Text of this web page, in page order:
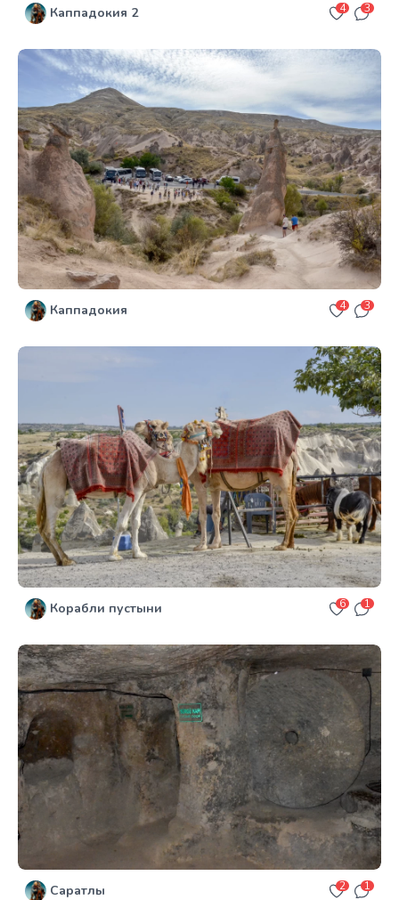
Каппадокия 2 4 3
Каппадокия 4 3
Корабли пустыни 6 1
Саратлы 2 1